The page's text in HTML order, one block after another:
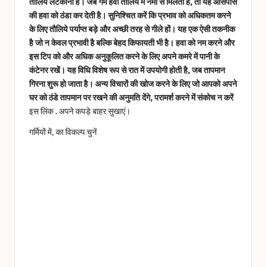
s
t
u
c
e
s
की हवा को ठंडा कर देती है। सुनिश्चित करें कि प्रभाव को अधिकतम करने
के लिए तौलिये पर्याप्त बड़े और अच्छी तरह से गीले हों। यह एक ऐसी तकनीक
है जो न केवल प्रभावी है बल्कि बेहद किफायती भी है। हवा को नम करने और
इस टिप को और अधिक अनुकूलित करने के लिए अपने कमरे में पानी के
कंटेनर रखें। यह विधि विशेष रूप से रात में उपयोगी होती है, जब तापमान
गिरना शुरू हो जाता है। अन्य विचारों की खोज करने के लिए जो आपको अपने
घर को ठंडे तापमान पर रखने की अनुमति देंगे, परामर्श करने में संकोच न करें
इस लिंक.अपने कपड़े बाहर सुखाएं।
गर्मियों में, का विकल्प चुनें